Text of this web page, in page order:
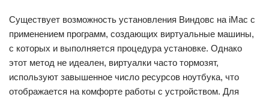
Существует возможность установления Виндовс на iMac с
применением программ, создающих виртуальные машины,
с которых и выполняется процедура установке. Однако
этот метод не идеален, виртуалки часто тормозят,
используют завышенное число ресурсов ноутбука, что
отображается на комфорте работы с устройством. Для